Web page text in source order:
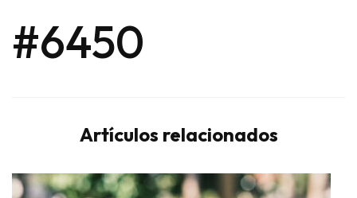
#6450
Artículos relacionados